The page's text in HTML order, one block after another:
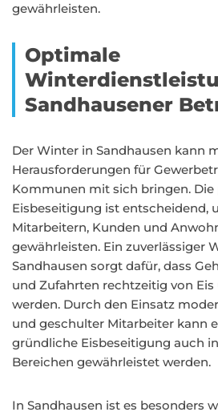
gewährleisten.
Optimale
Sandhausener
Der Winter in Sandhausen kann
Herausforderungen für
Kommunen mit sich bringen. Die
Eisbeseitigung ist entscheidend,
Mitarbeitern, Kunden und
gewährleisten. Ein zuverlässiger
Sandhausen sorgt dafür, dass
und Zufahrten rechtzeitig von
werden. Durch den Einsatz
und geschulter Mitarbeiter kann
gründliche Eisbeseitigung auch
Bereichen gewährleistet werden.
In Sandhausen ist es besonders